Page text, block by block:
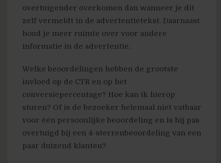
overtuigender overkomen dan wanneer je dit
zelf vermeldt in de advertentietekst. Daarnaast
houd je meer ruimte over voor andere
informatie in de advertentie.
Welke beoordelingen hebben de grootste
invloed op de CTR en op het
conversiepercentage? Hoe kan ik hierop
sturen? Of is de bezoeker helemaal niet vatbaar
voor één persoonlijke beoordeling en is hij pas
overtuigd bij een 4-sterrenbeoordeling van een
paar duizend klanten?